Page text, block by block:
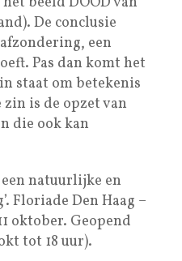
De conclusie
een
Pas dan komt het
staat om betekenis
is de opzet van
die ook kan
natuurlijke en
Floriade Den Haag –
oktober. Geopend
tot 18 uur).